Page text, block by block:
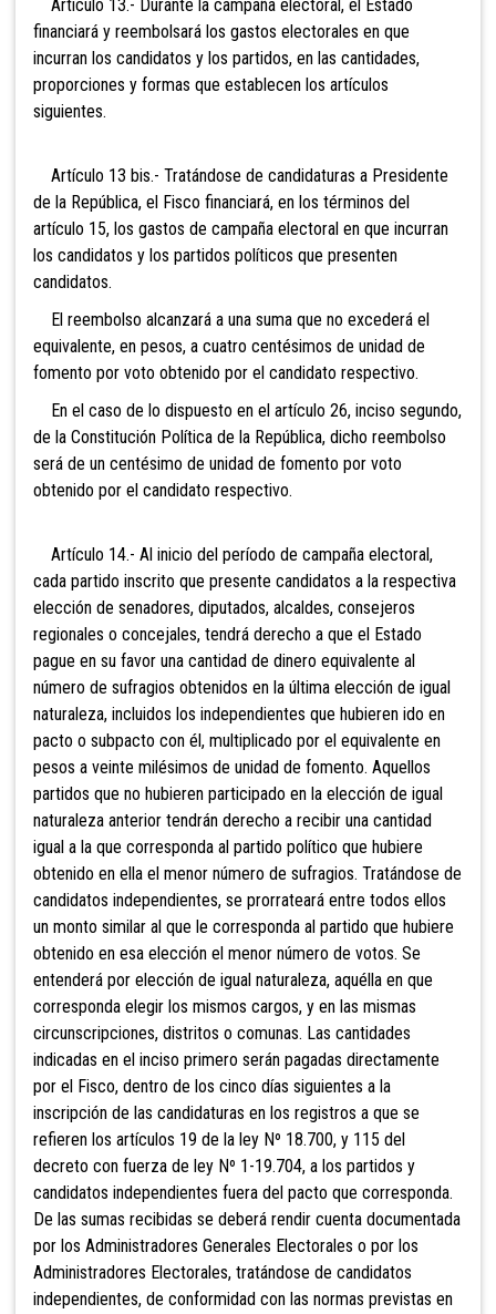
Artículo 13.- Durante la campaña electoral, el Estado
financiará y reembolsará los gastos electorales en que
incurran los candidatos y los partidos, en las cantidades,
proporciones y formas que establecen los artículos
siguientes.
Artículo 13 bis.- Tratándose de candidaturas a Presidente
de la República, el Fisco financiará, en los términos del
artículo 15, los gastos de campaña electoral en que incurran
los candidatos y los partidos políticos que presenten
candidatos.
El reembolso alcanzará a una suma que no excederá el
equivalente, en pesos, a cuatro centésimos de unidad de
fomento por voto obtenido por el candidato respectivo.
En el caso de lo dispuesto en el artículo 26, inciso segundo,
de la Constitución Política de la República, dicho reembolso
será de un centésimo de unidad de fomento por voto
obtenido por el candidato respectivo.
Artículo 14.- Al inicio del período de campaña electoral,
cada partido inscrito que presente candidatos a la respectiva
elección de senadores, diputados, alcaldes, consejeros
regionales o concejales, tendrá derecho a que el Estado
pague en su favor una cantidad de dinero equivalente al
número de sufragios obtenidos en la última elección de igual
naturaleza, incluidos los independientes que hubieren ido en
pacto o subpacto con él, multiplicado por el equivalente en
pesos a veinte milésimos de unidad de fomento. Aquellos
partidos que no hubieren participado en la elección de igual
naturaleza anterior tendrán derecho a recibir una cantidad
igual a la que corresponda al partido político que hubiere
obtenido en ella el menor número de sufragios. Tratándose de
candidatos independientes, se prorrateará entre todos ellos
un monto similar al que le corresponda al partido que hubiere
obtenido en esa elección el menor número de votos. Se
entenderá por elección de igual naturaleza, aquélla en que
corresponda elegir los mismos cargos, y en las mismas
circunscripciones, distritos o comunas. Las cantidades
indicadas en el inciso primero serán pagadas directamente
por el Fisco, dentro de los cinco días siguientes a la
inscripción de las candidaturas en los registros a que se
refieren los artículos 19 de la ley Nº 18.700, y 115 del
decreto con fuerza de ley Nº 1-19.704, a los partidos y
candidatos independientes fuera del pacto que corresponda.
De las sumas recibidas se deberá rendir cuenta documentada
por los Administradores Generales Electorales o por los
Administradores Electorales, tratándose de candidatos
independientes, de conformidad con las normas previstas en